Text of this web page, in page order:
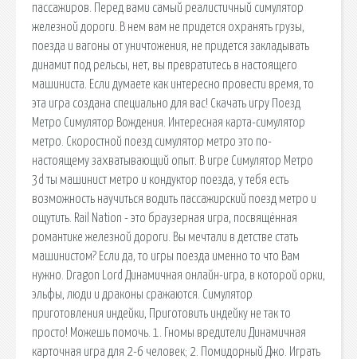
пассажиров. Перед вами самый реалистичный симулятор
железной дороги. В нем вам не придется охранять грузы,
поезда и вагоны от уничтожения, не придется закладывать
динамит под рельсы, нет, вы превратитесь в настоящего
машиниста. Если думаете как интересно провести время, то
эта игра создана специально для вас! Скачать игру Поезд
Метро Симулятор Вождения. Интересная карта-симулятор
метро. Скоростной поезд симулятор метро это по-
настоящему захватывающий опыт. В игре Симулятор Метро
3d ты машинист метро и кондуктор поезда, у тебя есть
возможность научиться водить пассажирский поезд метро и
ощутить. Rail Nation - это браузерная игра, посвящённая
романтике железной дороги. Вы мечтали в детстве стать
машинистом? Если да, то игры поезда именно то что Вам
нужно. Dragon Lord Динамичная онлайн-игра, в которой орки,
эльфы, люди и драконы сражаются. Симулятор
приготовления индейки, Приготовить индейку не так то
просто! Можешь помочь. 1. Гномы вредители Динамичная
карточная игра для 2-6 человек; 2. Помидорный Джо. Играть